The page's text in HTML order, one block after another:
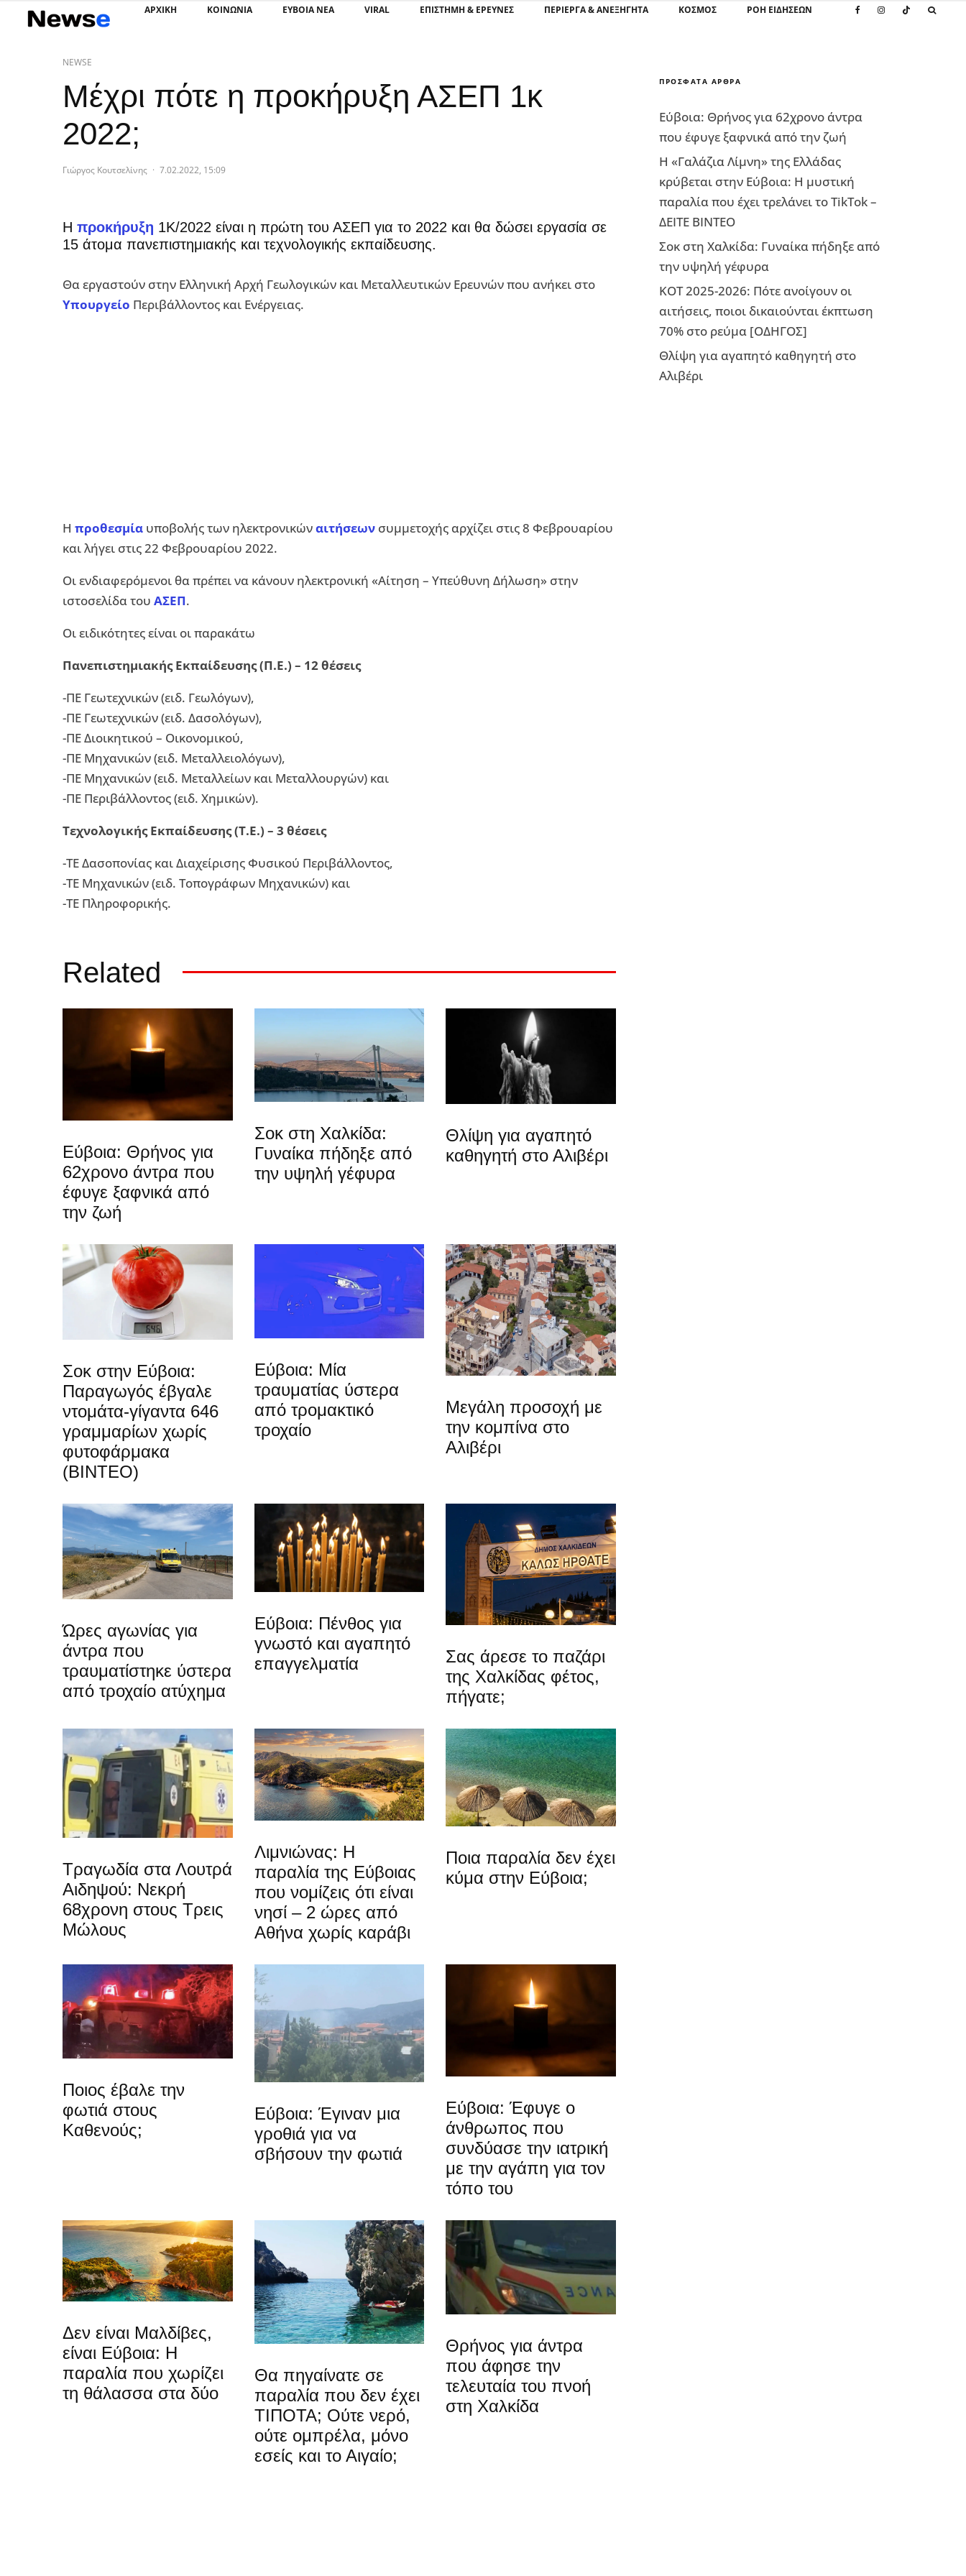
ΑΡΧΙΚΗ ΚΟΙΝΩΝΙΑ ΕΥΒΟΙΑ ΝΕΑ VIRAL ΕΠΙΣΤΉΜΗ & ΈΡΕΥΝΕΣ ΠΕΡΊΕΡΓΑ & ΑΝΕΞΉΓΗΤΑ ΚΌΣΜΟΣ ΡΟΗ ΕΙΔΗΣΕΩΝ
NEWSE
Μέχρι πότε η προκήρυξη ΑΣΕΠ 1κ
2022;
Γιώργος Κουτσελίνης · 7.02.2022, 15:09
Η προκήρυξη 1Κ/2022 είναι η πρώτη του ΑΣΕΠ για το 2022 και θα δώσει εργασία σε
15 άτομα πανεπιστημιακής και τεχνολογικής εκπαίδευσης.
Θα εργαστούν στην Ελληνική Αρχή Γεωλογικών και Μεταλλευτικών Ερευνών που ανήκει στο
Υπουργείο Περιβάλλοντος και Ενέργειας.
Η προθεσμία υποβολής των ηλεκτρονικώναιτήσεων συμμετοχής αρχίζει στις 8 Φεβρουαρίου
και λήγει στις 22 Φεβρουαρίου 2022.
Οι ενδιαφερόμενοι θα πρέπει να κάνουν ηλεκτρονική «Αίτηση – Υπεύθυνη Δήλωση» στην
ιστοσελίδα του ΑΣΕΠ.
Οι ειδικότητες είναι οι παρακάτω
Πανεπιστημιακής Εκπαίδευσης (Π.Ε.) – 12 θέσεις
-ΠΕ Γεωτεχνικών (ειδ. Γεωλόγων),
-ΠΕ Γεωτεχνικών (ειδ. Δασολόγων),
-ΠΕ Διοικητικού – Οικονομικού,
-ΠΕ Μηχανικών (ειδ. Μεταλλειολόγων),
-ΠΕ Μηχανικών (ειδ. Μεταλλείων και Μεταλλουργών) και
-ΠΕ Περιβάλλοντος (ειδ. Χημικών).
Τεχνολογικής Εκπαίδευσης (Τ.Ε.) – 3 θέσεις
-ΤΕ Δασοπονίας και Διαχείρισης Φυσικού Περιβάλλοντος,
-ΤΕ Μηχανικών (ειδ. Τοπογράφων Μηχανικών) και
-ΤΕ Πληροφορικής.
Related
Εύβοια: Θρήνος για
62χρονο άντρα που
έφυγε ξαφνικά από
την ζωή
Σοκ στη Χαλκίδα:
Γυναίκα πήδηξε από
την υψηλή γέφυρα
Θλίψη για αγαπητό
καθηγητή στο Αλιβέρι
Σοκ στην Εύβοια:
Παραγωγός έβγαλε
ντομάτα-γίγαντα 646
γραμμαρίων χωρίς
φυτοφάρμακα
(ΒΙΝΤΕΟ)
Εύβοια: Μία
τραυματίας ύστερα
από τρομακτικό
τροχαίο
Μεγάλη προσοχή με
την κομπίνα στο
Αλιβέρι
Ώρες αγωνίας για
άντρα που
τραυματίστηκε ύστερα
από τροχαίο ατύχημα
Εύβοια: Πένθος για
γνωστό και αγαπητό
επαγγελματία
Σας άρεσε το παζάρι
της Χαλκίδας φέτος,
πήγατε;
Τραγωδία στα Λουτρά
Αιδηψού: Νεκρή
68χρονη στους Τρεις
Μώλους
Λιμνιώνας: Η
παραλία της Εύβοιας
που νομίζεις ότι είναι
νησί – 2 ώρες από
Αθήνα χωρίς καράβι
Ποια παραλία δεν έχει
κύμα στην Εύβοια;
Ποιος έβαλε την
φωτιά στους
Καθενούς;
Εύβοια: Έγιναν μια
γροθιά για να
σβήσουν την φωτιά
Εύβοια: Έφυγε ο
άνθρωπος που
συνδύασε την ιατρική
με την αγάπη για τον
τόπο του
Δεν είναι Μαλδίβες,
είναι Εύβοια: Η
παραλία που χωρίζει
τη θάλασσα στα δύο
Θα πηγαίνατε σε
παραλία που δεν έχει
ΤΙΠΟΤΑ; Ούτε νερό,
ούτε ομπρέλα, μόνο
εσείς και το Αιγαίο;
Θρήνος για άντρα
που άφησε την
τελευταία του πνοή
στη Χαλκίδα
ΠΡΌΣΦΑΤΑ ΆΡΘΡΑ
Εύβοια: Θρήνος για 62χρονο άντρα
που έφυγε ξαφνικά από την ζωή
Η «Γαλάζια Λίμνη» της Ελλάδας
κρύβεται στην Εύβοια: Η μυστική
παραλία που έχει τρελάνει το TikTok –
ΔΕΙΤΕ ΒΙΝΤΕΟ
Σοκ στη Χαλκίδα: Γυναίκα πήδηξε από
την υψηλή γέφυρα
ΚΟΤ 2025-2026: Πότε ανοίγουν οι
αιτήσεις, ποιοι δικαιούνται έκπτωση
70% στο ρεύμα [ΟΔΗΓΟΣ]
Θλίψη για αγαπητό καθηγητή στο
Αλιβέρι